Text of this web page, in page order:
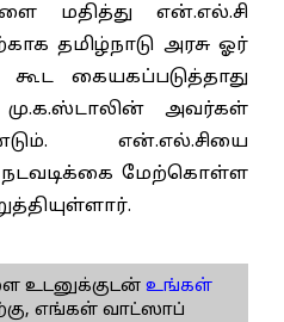
மதித்து என்.எல்.சி
தமிழ்நாடு அரசு ஓர்
கையகப்படுத்தாது
அவர்கள்
என்.எல்.சியை
நடவடிக்கை மேற்கொள்ள
உடனுக்குடன் உங்கள்
எங்கள் வாட்ஸாப்